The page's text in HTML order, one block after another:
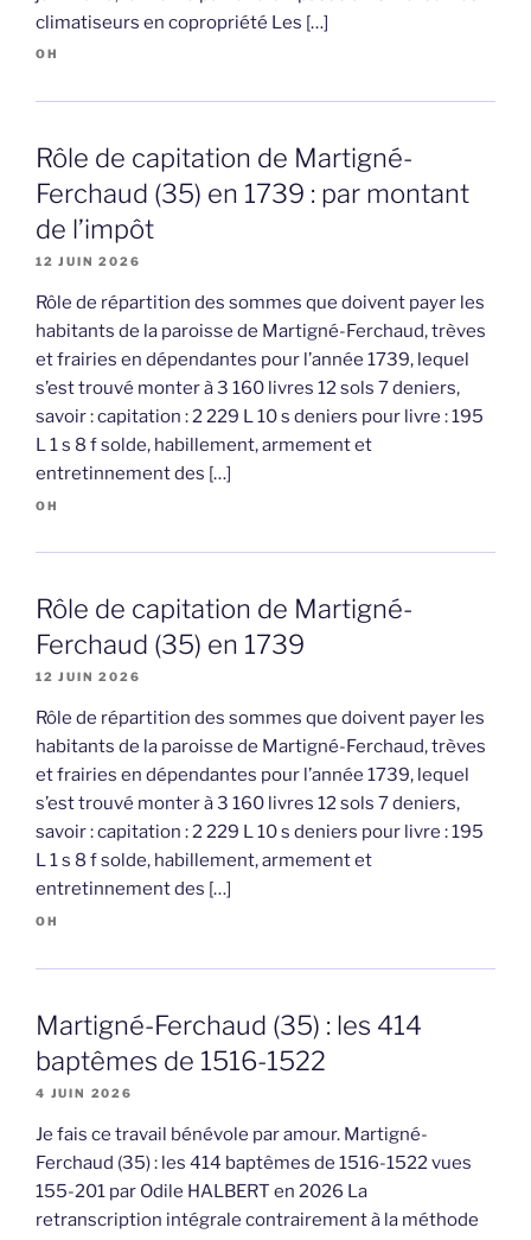
climatiseurs en copropriété Les […]
OH
Rôle de capitation de Martigné-
Ferchaud (35) en 1739 : par montant
de l’impôt
12 JUIN 2026
Rôle de répartition des sommes que doivent payer les
habitants de la paroisse de Martigné-Ferchaud, trèves
et frairies en dépendantes pour l’année 1739, lequel
s’est trouvé monter à 3 160 livres 12 sols 7 deniers,
savoir : capitation : 2 229 L 10 s deniers pour livre : 195
L 1 s 8 f solde, habillement, armement et
entretinnement des […]
OH
Rôle de capitation de Martigné-
Ferchaud (35) en 1739
12 JUIN 2026
Rôle de répartition des sommes que doivent payer les
habitants de la paroisse de Martigné-Ferchaud, trèves
et frairies en dépendantes pour l’année 1739, lequel
s’est trouvé monter à 3 160 livres 12 sols 7 deniers,
savoir : capitation : 2 229 L 10 s deniers pour livre : 195
L 1 s 8 f solde, habillement, armement et
entretinnement des […]
OH
Martigné-Ferchaud (35) : les 414
baptêmes de 1516-1522
4 JUIN 2026
Je fais ce travail bénévole par amour. Martigné-
Ferchaud (35) : les 414 baptêmes de 1516-1522 vues
155-201 par Odile HALBERT en 2026 La
retranscription intégrale contrairement à la méthode